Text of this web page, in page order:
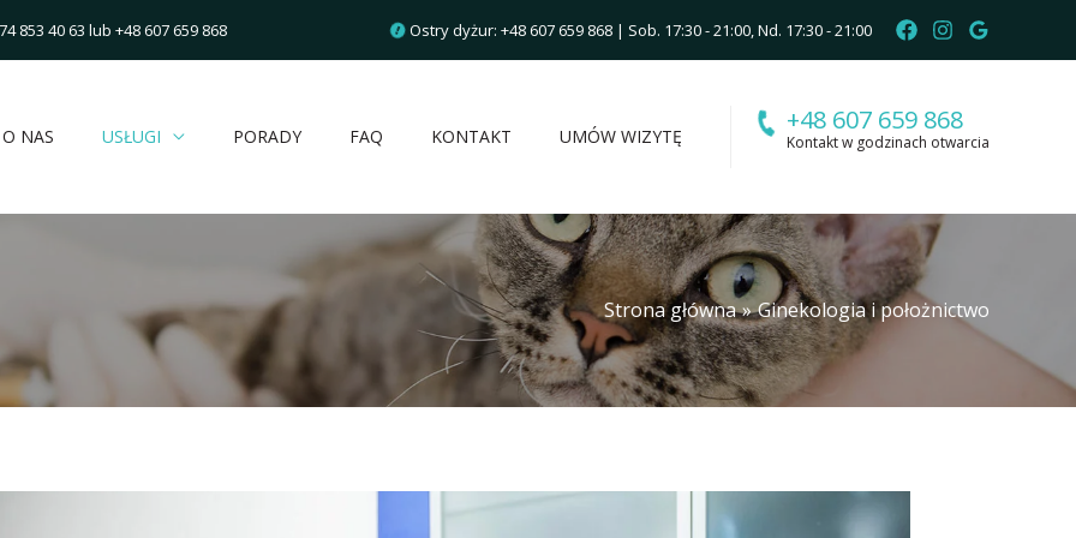
853 40 63 lub +48 607 659 868 Ostry dyżur: +48 607 659 868 | Sob. 17:30 - 21:00, Nd. 17:30 - 21:00
O NAS USŁUGI PORADY FAQ KONTAKT UMÓW WIZYTĘ
+48 607 659 868
Kontakt w godzinach otwarcia
Strona główna Ginekologia i położnictwo